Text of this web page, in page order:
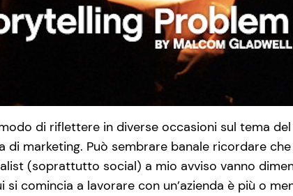
di riflettere in diverse occasioni sul tema
di marketing. Può sembrare banale ricordare
(soprattutto social) a mio avviso vanno
comincia a lavorare con un’azienda è più o